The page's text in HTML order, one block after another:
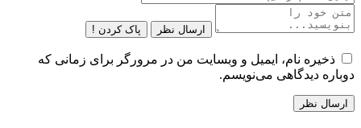
ارسال نظر پاک کردن !
ذخیره نام، ایمیل و وبسایت من در مرورگر برای زمانی که
دوباره دیدگاهی می‌نویسم.